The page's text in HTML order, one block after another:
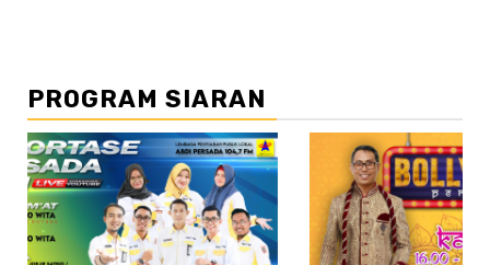
PROGRAM SIARAN
//2